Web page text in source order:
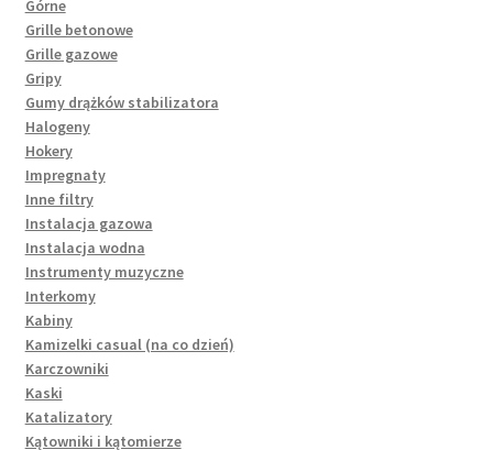
Górne
Grille betonowe
Grille gazowe
Gripy
Gumy drążków stabilizatora
Halogeny
Hokery
Impregnaty
Inne filtry
Instalacja gazowa
Instalacja wodna
Instrumenty muzyczne
Interkomy
Kabiny
Kamizelki casual (na co dzień)
Karczowniki
Kaski
Katalizatory
Kątowniki i kątomierze